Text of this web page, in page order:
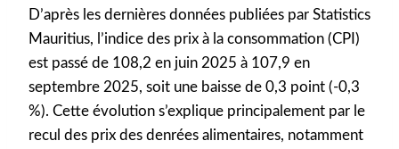
D’après les dernières données publiées par Statistics
Mauritius, l’indice des prix à la consommation (CPI)
est passé de 108,2 en juin 2025 à 107,9 en
septembre 2025, soit une baisse de 0,3 point (-0,3
%). Cette évolution s’explique principalement par le
recul des prix des denrées alimentaires, notamment